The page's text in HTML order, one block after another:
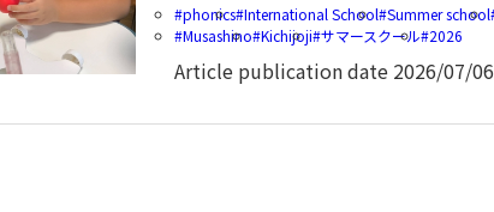
phonics International School Summer school
Musashino Kichijoji サマースクール 2026
Article publication date 2026/07/06